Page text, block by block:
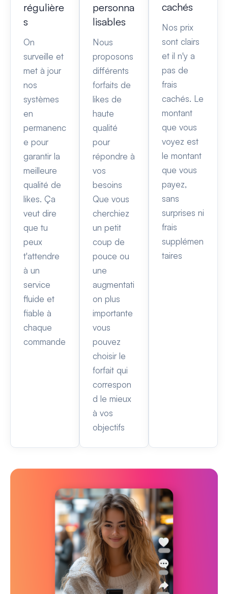
régulière
s
On
surveille et
met à jour
nos
systèmes
en
permanenc
e pour
garantir la
meilleure
qualité de
likes. Ça
veut dire
que tu
peux
t'attendre
à un
service
fluide et
fiable à
chaque
commande
personna
lisables
Nous
proposons
différents
forfaits de
likes de
haute
qualité
pour
répondre à
vos
besoins
Que vous
cherchiez
un petit
coup de
pouce ou
une
augmentati
on plus
importante
vous
pouvez
choisir le
forfait qui
correspon
d le mieux
à vos
objectifs
cachés
Nos prix
sont clairs
et il n'y a
pas de
frais
cachés. Le
montant
que vous
voyez est
le montant
que vous
payez,
sans
surprises ni
frais
supplémen
taires